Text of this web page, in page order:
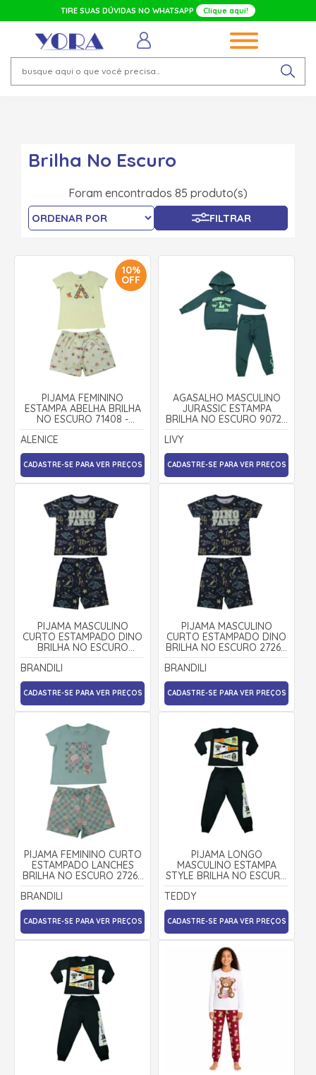
TIRE SUAS DÚVIDAS NO WHATSAPP Clique aqui!
Página inicial Busca brilha no escuro
Brilha No Escuro
Foram encontrados 85 produto(s)
FILTRAR
10%
OFF
PIJAMA FEMININO
ESTAMPA ABELHA BRILHA
NO ESCURO 71408 -
ALENICE
ALENICE
CADASTRE-SE PARA VER PREÇOS
AGASALHO MASCULINO
JURASSIC ESTAMPA
BRILHA NO ESCURO 9072 -
LIVY
LIVY
CADASTRE-SE PARA VER PREÇOS
PIJAMA MASCULINO
CURTO ESTAMPADO DINO
BRILHA NO ESCURO
27260- BRANDILI
BRANDILI
CADASTRE-SE PARA VER PREÇOS
PIJAMA MASCULINO
CURTO ESTAMPADO DINO
BRILHA NO ESCURO 27260
- BRANDILI
BRANDILI
CADASTRE-SE PARA VER PREÇOS
PIJAMA FEMININO CURTO
ESTAMPADO LANCHES
BRILHA NO ESCURO 27267
- BRANDILI
BRANDILI
CADASTRE-SE PARA VER PREÇOS
PIJAMA LONGO
MASCULINO ESTAMPA
STYLE BRILHA NO ESCURO
18786 - TEDDY
TEDDY
CADASTRE-SE PARA VER PREÇOS